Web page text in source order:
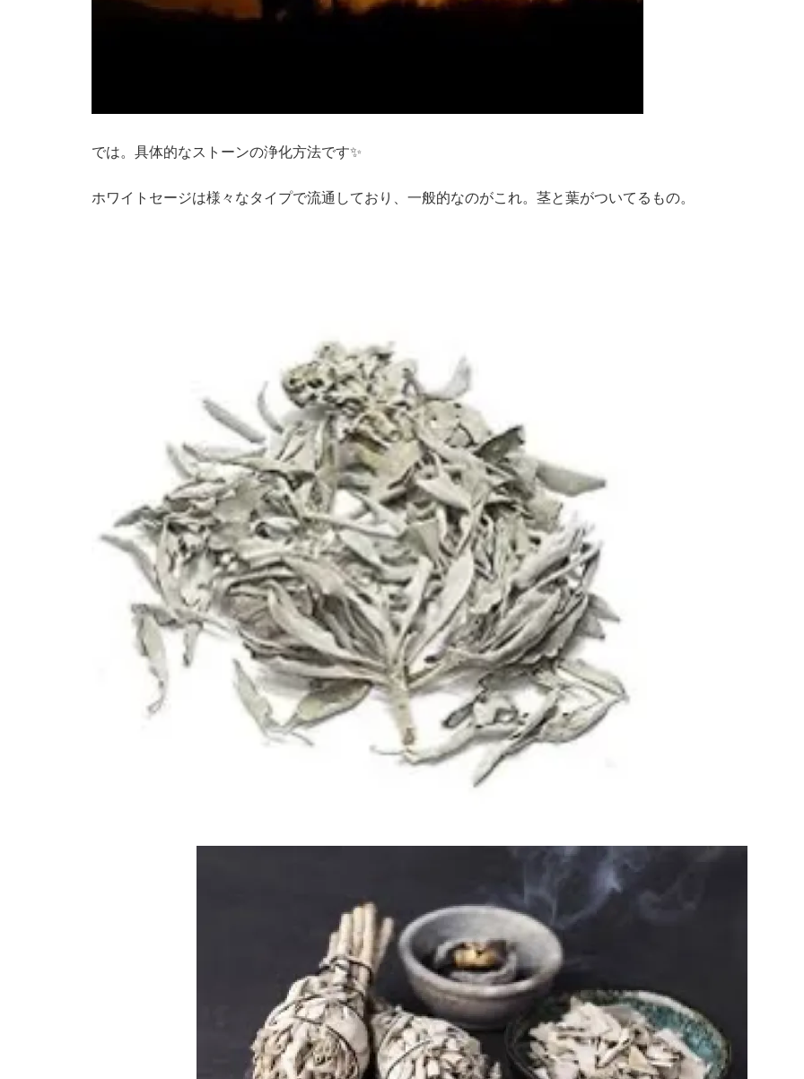
では。具体的なストーンの浄化方法です✨
ホワイトセージは様々なタイプで流通しており、一般的なのがこれ。茎と葉がついてるもの。